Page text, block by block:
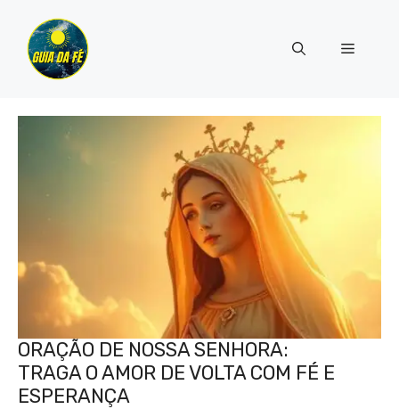
para
conteúdo
Menu
ORAÇÃO DE NOSSA SENHORA:
TRAGA O AMOR DE VOLTA COM FÉ E
ESPERANÇA